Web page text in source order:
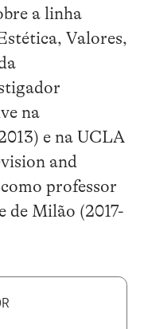
a linha
Valores,
na
e na UCLA
and
professor
de Milão (2017-